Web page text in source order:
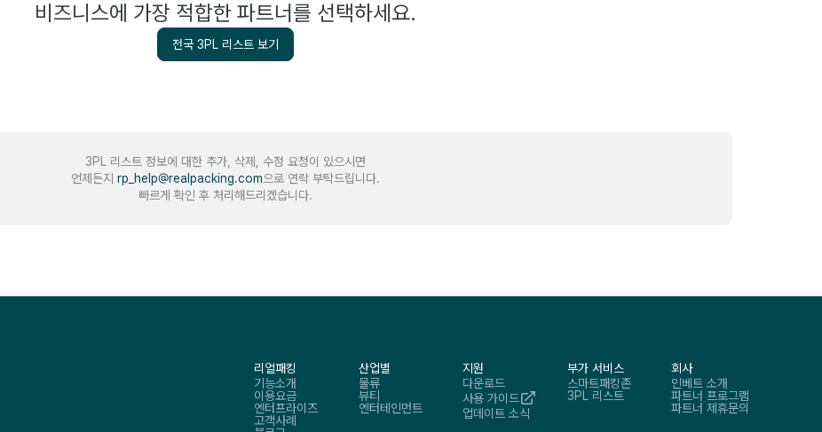
비즈니스에 가장 적합한 파트너를 선택하세요.
전국 3PL 리스트 보기
3PL 리스트 정보에 대한 추가, 삭제, 수정 요청이 있으시면
언제든지 rp_help@realpacking.com으로 연락 부탁드립니다.
빠르게 확인 후 처리해드리겠습니다.
리얼패킹
기능소개
이용요금
엔터프라이즈
고객사례
산업별
물류
뷰티
엔터테인먼트
지원
다운로드
사용 가이드
업데이트 소식
부가 서비스
스마트패킹존
3PL 리스트
회사
인베트 소개
파트너 프로그램
파트너 제휴문의